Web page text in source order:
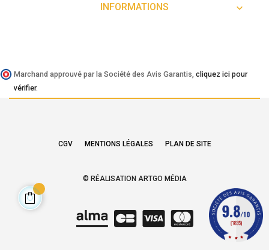
INFORMATIONS 
Marchand approuvé par la Société des Avis Garantis, cliquez ici pour
vérifier.
CGV MENTIONS LÉGALES PLAN DE SITE
© RÉALISATION ARTGO MÉDIA